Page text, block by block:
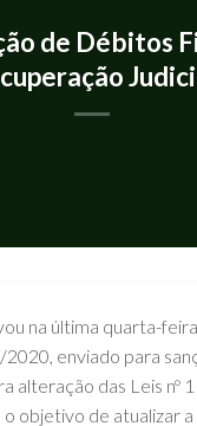
de Débitos
na última quarta-
2020, enviado para
alteração das Leis nº
objetivo de atualizar a